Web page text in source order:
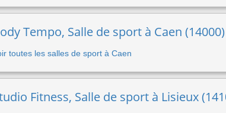
Tempo, Salle de sport à Caen (14000)
toutes les salles de sport à Caen
Fitness, Salle de sport à Lisieux